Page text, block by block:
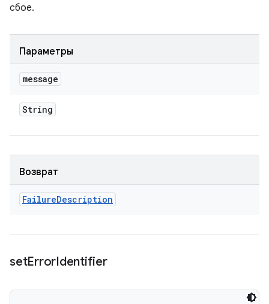
сбое.
Параметры
message
String
Возврат
FailureDescription
setErrorIdentifier